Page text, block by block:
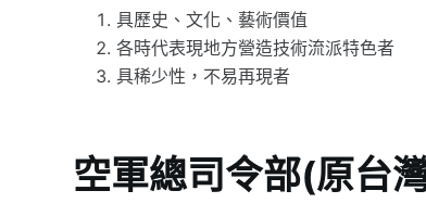
具歷史、文化、藝術價值
各時代表現地方營造技術流派特色者
具稀少性，不易再現者
空軍總司令部(原台